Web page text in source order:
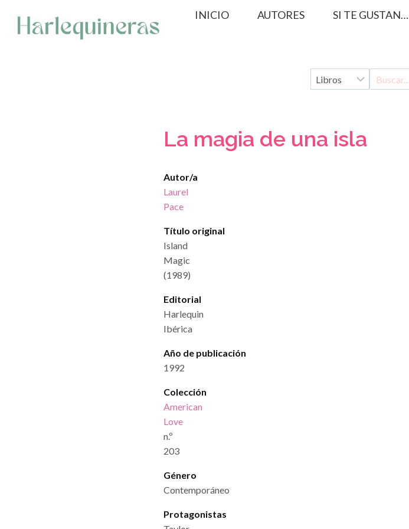
contenido
INICIO AUTORES SI TE GUSTAN…
La magia de una isla
Autor/a
Laurel
Pace
Título original
Island
Magic
(1989)
Editorial
Harlequin
Ibérica
Año de publicación
1992
Colección
American
Love
n.º
203
Género
Contemporáneo
Protagonistas